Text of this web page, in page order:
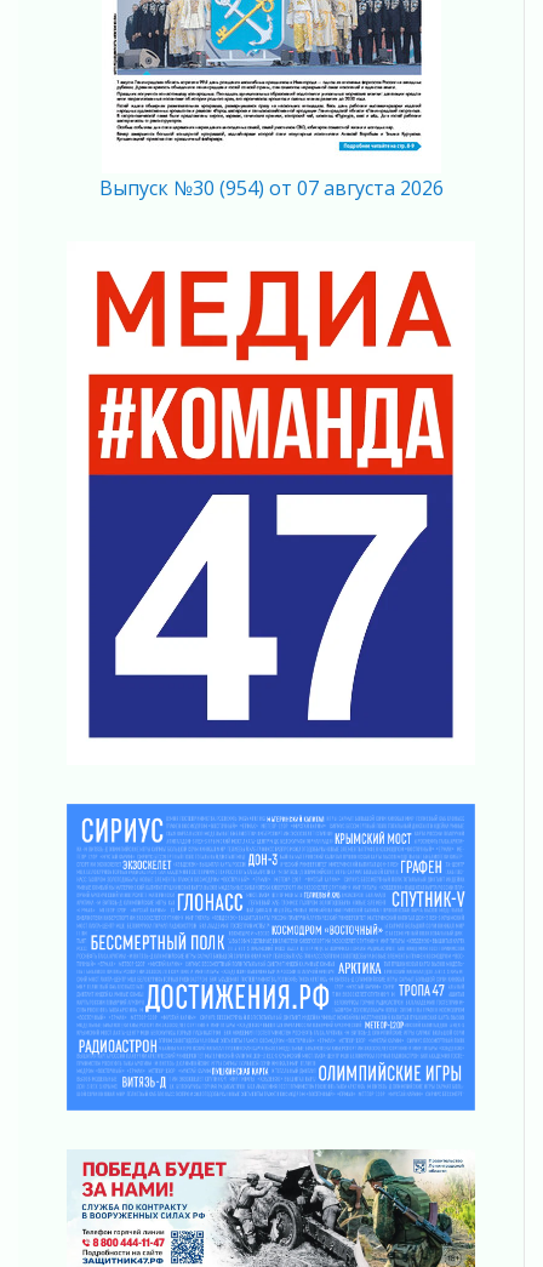
04 августа 2026
Память, сталь и музыка
04 августа 2026
Регион готовится к выборам
04 августа 2026
согласие
04 августа 2026
Важная информация
04 августа 2026
Что делать со сбережениями
04 августа 2026
Награды нашли строителей
03 августа 2026
Ленобласть повышает производительность
Поддержка волонтерских объединений
03 августа 2026
Ладожский мост полностью закроют на два
Музеи Ленобласти обновляют пространства
Часть медиков в Ленобласти сможет
рассчитывать на доплату от региона
03 августа 2026
За сутки в Ленинградской области
ликвидировали 10 пожаров
03 августа 2026
Клюква наливается, но в корзинку пока не
просится
03 августа 2026
Строительные компании Ленобласти
подняли зарплаты почти на 40% за год
03 августа 2026
Шесть новых жизней в честь дня рождения
Ленинградской области
03 августа 2026
Уроки безопасности для детей и взрослых
03 августа 2026
Выпуск №30 (954) от 07 августа 2026